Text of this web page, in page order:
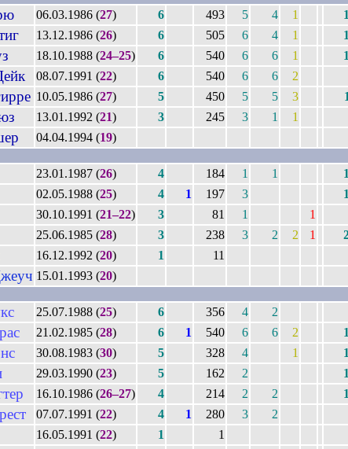
06.03.1986 (27) 6 493 5 4 1
13.12.1986 (26) 6 505 6 4 1
18.10.1988 (24–25) 6 540 6 6 1
08.07.1991 (22) 6 540 6 6 2
10.05.1986 (27) 5 450 5 5 3
13.01.1992 (21) 3 245 3 1 1
04.04.1994 (19)
23.01.1987 (26) 4 184 1 1
02.05.1988 (25) 4 1 197 3
30.10.1991 (21–22) 3 81 1 1
25.06.1985 (28) 3 238 3 2 2 1
16.12.1992 (20) 1 11
15.01.1993 (20)
25.07.1988 (25) 6 356 4 2
21.02.1985 (28) 6 1 540 6 6 2
30.08.1983 (30) 5 328 4 1
29.03.1990 (23) 5 162 2
16.10.1986 (26–27) 4 214 2 2
07.07.1991 (22) 4 1 280 3 2
16.05.1991 (22) 1 1